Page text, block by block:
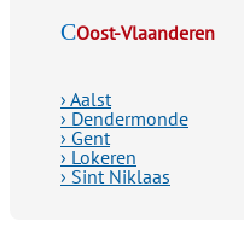
Oost-Vlaanderen
› Aalst
› Dendermonde
› Gent
› Lokeren
› Sint Niklaas